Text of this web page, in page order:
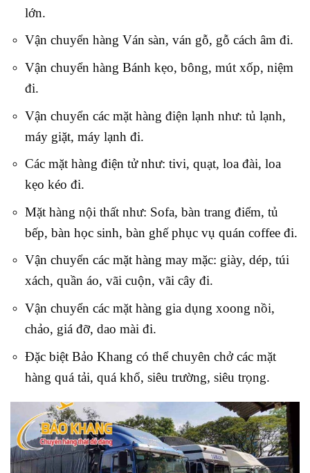
lớn.
Vận chuyển hàng Ván sàn, ván gỗ, gỗ cách âm đi.
Vận chuyển hàng Bánh kẹo, bông, mút xốp, niệm
đi.
Vận chuyển các mặt hàng điện lạnh như: tủ lạnh,
máy giặt, máy lạnh đi.
Các mặt hàng điện tử như: tivi, quạt, loa đài, loa
kẹo kéo đi.
Mặt hàng nội thất như: Sofa, bàn trang điểm, tủ
bếp, bàn học sinh, bàn ghế phục vụ quán coffee đi.
Vận chuyển các mặt hàng may mặc: giày, dép, túi
xách, quần áo, vãi cuộn, vãi cây đi.
Vận chuyển các mặt hàng gia dụng xoong nồi,
chảo, giá đỡ, dao mài đi.
Đặc biệt Bảo Khang có thể chuyên chở các mặt
hàng quá tải, quá khổ, siêu trường, siêu trọng.